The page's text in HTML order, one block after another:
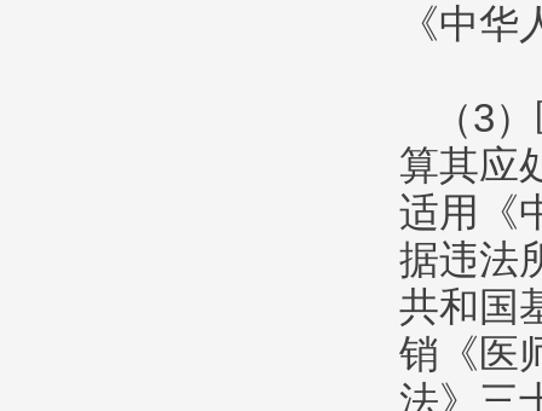
《中
（3
算其应
适用《
据违法
共和国
销《医
法》三